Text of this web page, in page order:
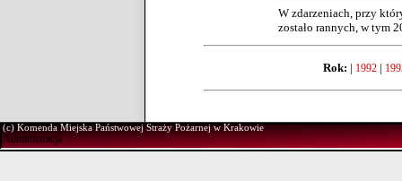
W zdarzeniach, przy
zostało rannych, w tym
Rok: | 1992 |
(c) Komenda Miejska Państwowej Straży Pożarnej w Krakowie
Administracja